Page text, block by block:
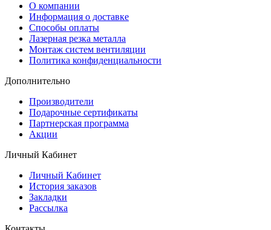
O компании
Информация о доставке
Способы оплаты
Лазерная резка металла
Монтаж систем вентиляции
Политика конфиденциальности
Дополнительно
Производители
Подарочные сертификаты
Партнерская программа
Акции
Личный Кабинет
Личный Кабинет
История заказов
Закладки
Рассылка